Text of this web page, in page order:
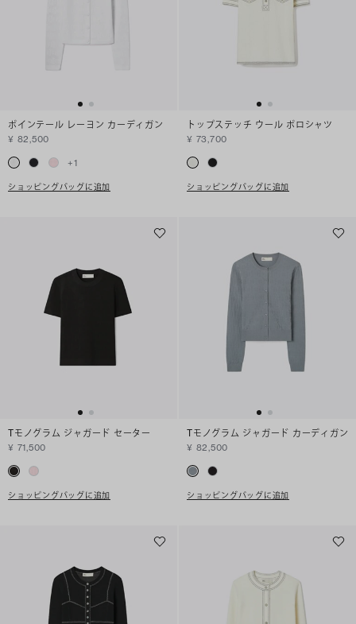
ポインテール レーヨン カーディガン
¥ 82,500
+1
ショッピングバッグに追加
トップステッチ ウール ポロシャツ
¥ 73,700
ショッピングバッグに追加
Tモノグラム ジャガード セーター
¥ 71,500
ショッピングバッグに追加
Tモノグラム ジャガード カーディガン
¥ 82,500
ショッピングバッグに追加